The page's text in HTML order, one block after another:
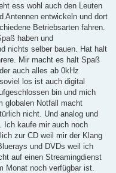
ess wohl auch den Leuten
Antennen entwickeln und dort
Betriebsarten fahren.
haben und
nichts selber bauen. Hat halt
Mir macht es halt Spaß
auch alles ab 0kHz
los ist auch digital
bin und mich
globalen Notfall macht
nicht. Und analog und
Ich kaufe mir auch noch
zur CD weil mir der Klang
und DVDs weil ich
auf einen Streamingdienst
Monat noch verfügbar ist.